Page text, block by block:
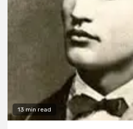
13 min read